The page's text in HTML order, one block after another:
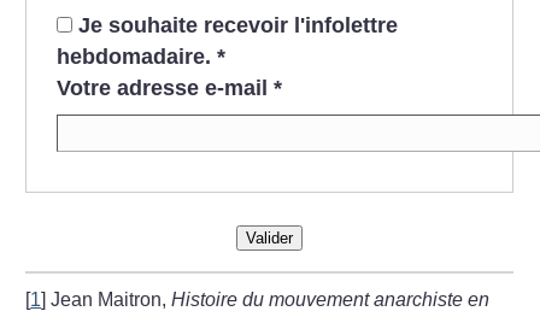
Je souhaite recevoir l'infolettre
hebdomadaire. *
Votre adresse e-mail *
Valider
[1]Jean Maitron,Histoire du mouvement anarchiste en